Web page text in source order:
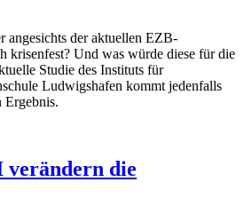
angesichts der aktuellen EZB-
krisenfest? Und was würde diese für die
Studie des Instituts für
Ludwigshafen kommt jedenfalls
Ergebnis.
verändern die